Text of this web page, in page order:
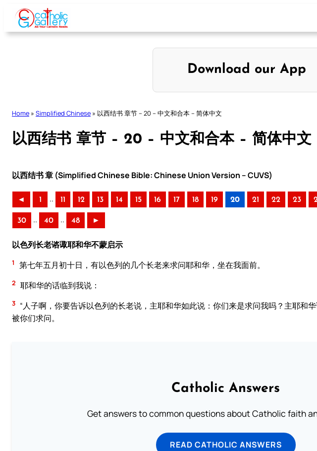
Skip
content
Download our App
Home » Simplified Chinese » 以西结书 章节 – 20 – 中文和合本 – 简体中文
以西结书 章节 – 20 – 中文和合本 – 简体中文
以西结书 章 (Simplified Chinese Bible: Chinese Union Version – CUVS)
◄ 1 .. 11 12 13 14 15 16 17 18 19 20 21 22 23
30 .. 40 .. 48 ►
以色列长老谘诹耶和华不蒙启示
1 第七年五月初十日，有以色列的几个长老来求问耶和华，坐在我面前。
2 耶和华的话临到我说：
3 “人子啊，你要告诉以色列的长老说，主耶和华如此说：你们来是求问我吗？主耶和
被你们求问。
Catholic Answers
Get answers to common questions about Catholic faith
READ CATHOLIC ANSWERS